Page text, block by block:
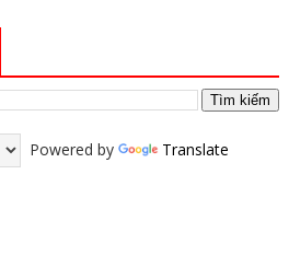
Powered by Translate